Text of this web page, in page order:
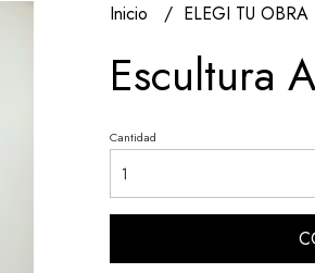
Inicio ELEGI TU OBRA
Escultura
Cantidad